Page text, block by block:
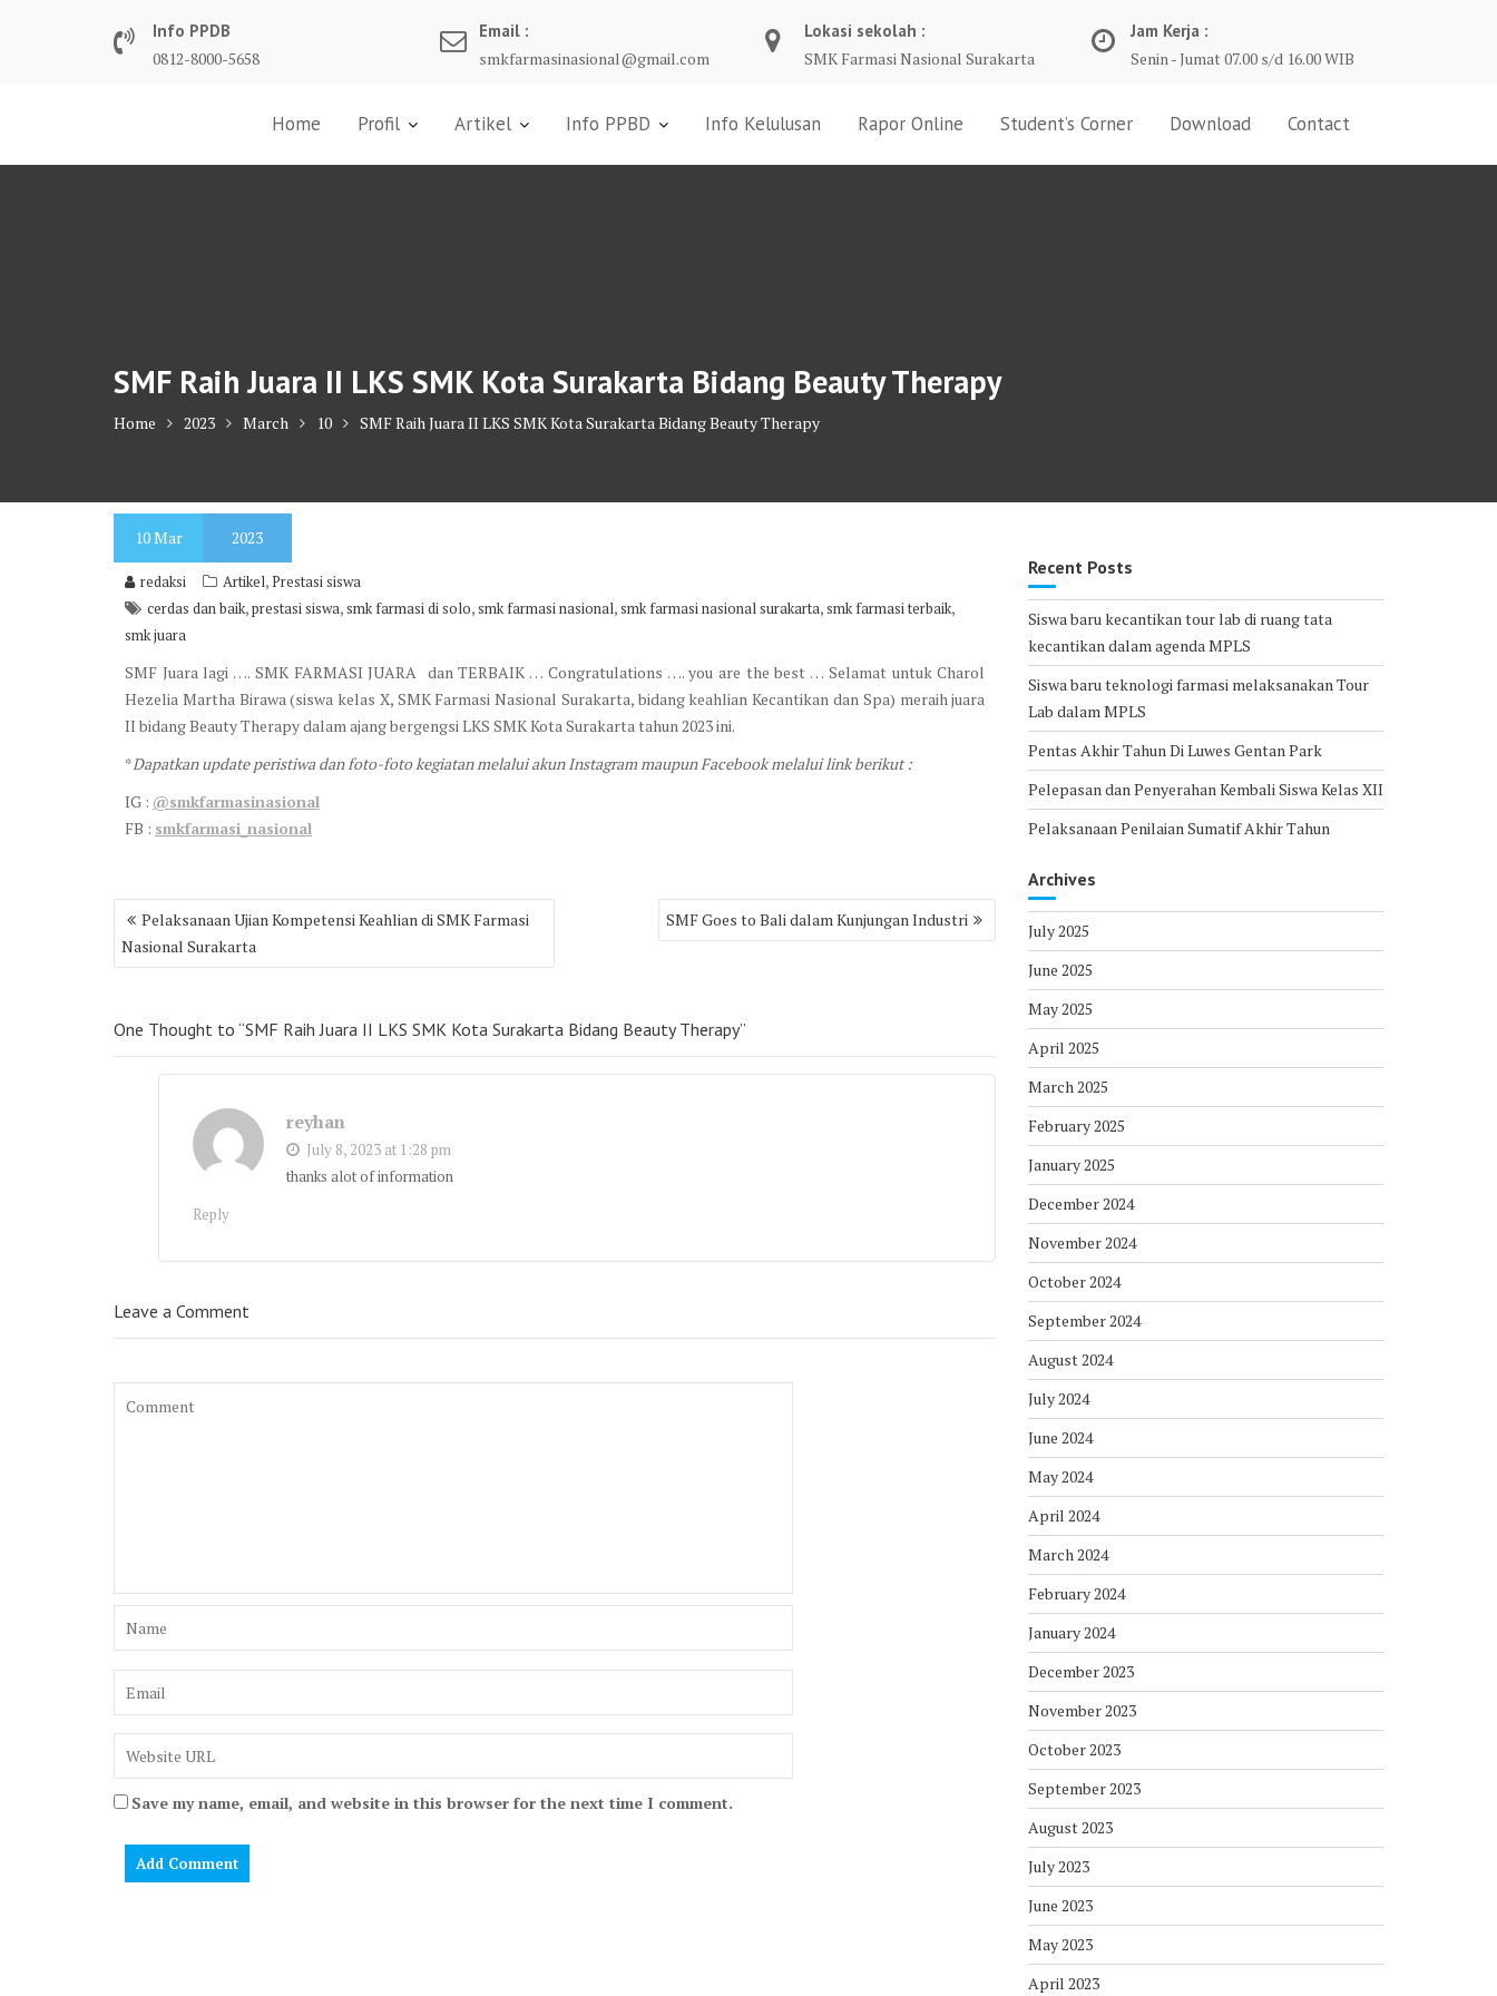
Info PPDB
0812-8000-5658
Email :
smkfarmasinasional@gmail.com
Lokasi sekolah :
SMK Farmasi Nasional Surakarta
Jam Kerja :
Senin - Jumat 07.00 s/d 16.00 WIB
Home Profil Artikel Info PPBD Info Kelulusan Rapor Online Student’s Corner Download Contact
SMF Raih Juara II LKS SMK Kota Surakarta Bidang Beauty Therapy
Home 2023 March 10 SMF Raih Juara II LKS SMK Kota Surakarta Bidang Beauty Therapy
10Mar 2023
redaksi Artikel,Prestasi siswa
cerdas dan baik,prestasi siswa,smk farmasi di solo,smk farmasi nasional,smk farmasi nasional surakarta,smk farmasi terbaik,
smk juara
SMF Juara lagi …. SMK FARMASI JUARA dan TERBAIK … Congratulations …. you are the best … Selamat untuk Charol
Hezelia Martha Birawa (siswa kelas X, SMK Farmasi Nasional Surakarta, bidang keahlian Kecantikan dan Spa) meraih juara
II bidang Beauty Therapy dalam ajang bergengsi LKS SMK Kota Surakarta tahun 2023 ini.
*Dapatkan update peristiwa dan foto-foto kegiatan melalui akun Instagram maupun Facebook melalui link berikut :
IG : @smkfarmasinasional
FB : smkfarmasi_nasional
Post
navigation
Pelaksanaan Ujian Kompetensi Keahlian di SMK Farmasi
Nasional Surakarta
SMF Goes to Bali dalam Kunjungan Industri
One Thought to “SMF Raih Juara II LKS SMK Kota Surakarta Bidang Beauty Therapy”
reyhan
July 8, 2023 at 1:28 pm
thanks alot of information
Reply
Leave a Comment
Save my name, email, and website in this browser for the next time I comment.
Recent Posts
Siswa baru kecantikan tour lab di ruang tata
kecantikan dalam agenda MPLS
Siswa baru teknologi farmasi melaksanakan Tour
Lab dalam MPLS
Pentas Akhir Tahun Di Luwes Gentan Park
Pelepasan dan Penyerahan Kembali Siswa Kelas XII
Pelaksanaan Penilaian Sumatif Akhir Tahun
Archives
July 2025
June 2025
May 2025
April 2025
March 2025
February 2025
January 2025
December 2024
November 2024
October 2024
September 2024
August 2024
July 2024
June 2024
May 2024
April 2024
March 2024
February 2024
January 2024
December 2023
November 2023
October 2023
September 2023
August 2023
July 2023
June 2023
May 2023
April 2023